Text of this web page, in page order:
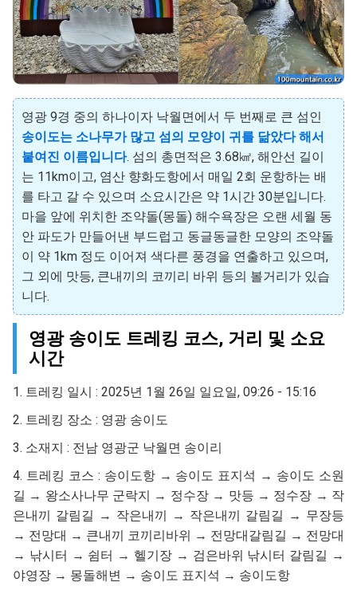
영광 9경 중의 하나이자 낙월면에서 두 번째로 큰 섬인
송이도는 소나무가 많고 섬의 모양이 귀를 닮았다 해서
붙여진 이름입니다. 섬의 총면적은 3.68㎢, 해안선 길이
는 11km이고, 염산 향화도항에서 매일 2회 운항하는 배
를 타고 갈 수 있으며 소요시간은 약 1시간 30분입니다.
마을 앞에 위치한 조약돌(몽돌) 해수욕장은 오랜 세월 동
안 파도가 만들어낸 부드럽고 동글동글한 모양의 조약돌
이 약 1km 정도 이어져 색다른 풍경을 연출하고 있으며,
그 외에 맛등, 큰내끼의 코끼리 바위 등의 볼거리가 있습
니다.
영광 송이도 트레킹 코스, 거리 및 소요
시간
1. 트레킹 일시 : 2025년 1월 26일 일요일, 09:26 - 15:16
2. 트레킹 장소 : 영광 송이도
3. 소재지 : 전남 영광군 낙월면 송이리
4. 트레킹 코스 : 송이도항 → 송이도 표지석 → 송이도 소원
길 → 왕소사나무 군락지 → 정수장 → 맛등 → 정수장 → 작
은내끼 갈림길 → 작은내끼 → 작은내끼 갈림길 → 무장등
→ 전망대 → 큰내끼 코끼리바위 → 전망대갈림길 → 전망대
→ 낚시터 → 쉼터 → 헬기장 → 검은바위 낚시터 갈림길 →
야영장 → 몽돌해변 → 송이도 표지석 → 송이도항